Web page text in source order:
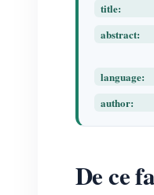
title:
abstract:
language:
author:
De ce